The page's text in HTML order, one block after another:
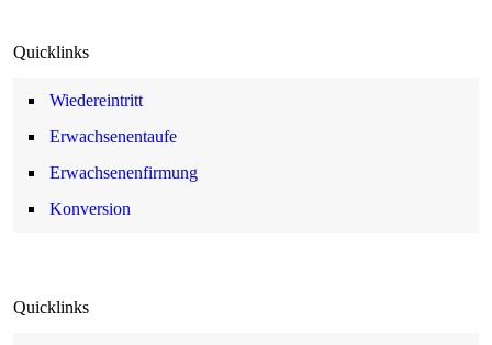
Quicklinks
Wiedereintritt
Erwachsenentaufe
Erwachsenenfirmung
Konversion
Quicklinks